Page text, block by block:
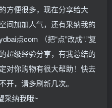
方便很多，现在分享给大
间加加人气，还有采纳我的
点com （把“点”改成“.”复
超级经验分享，有我总结的
对你购物有很大帮助！快去
开，请多刷新几次。
采纳我哦~